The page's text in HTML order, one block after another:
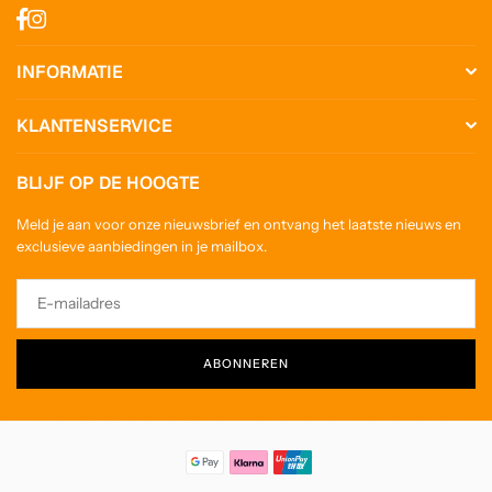
Facebook
INFORMATIE
KLANTENSERVICE
BLIJF OP DE HOOGTE
Meld je aan voor onze nieuwsbrief en ontvang het laatste nieuws en
exclusieve aanbiedingen in je mailbox.
ABONNEREN